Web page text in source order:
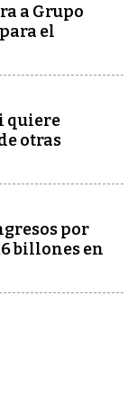
a Grupo
el
quiere
otras
por
billones en